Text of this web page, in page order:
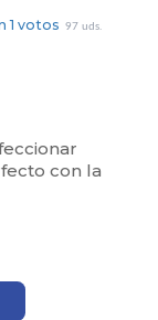
1 votos
97 uds.
con la